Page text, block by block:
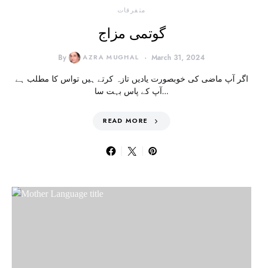
متفرقات
گوتمی مزاج
By AZRA MUGHAL March 31, 2024
اگر آپ ماضی کی خوبصورت یادیں تازہ کرتے ہیں تواس کا مطلب ہے
آپ کے پاس بہت سا…
READ MORE